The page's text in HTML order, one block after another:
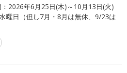
2026年6月25日(木)～10月13日(火)
曜日（但し7月・8月は無休、9/23は